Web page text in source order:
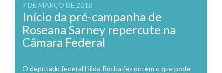
7 DE MARÇO DE 2018
Início da pré-campanha de
Roseana Sarney repercute na
Câmara Federal
O deputado federal Hildo Rocha fez ontem o que pode